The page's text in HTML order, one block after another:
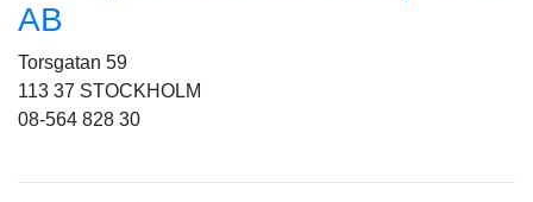
AB
Torsgatan 59
113 37 STOCKHOLM
08-564 828 30